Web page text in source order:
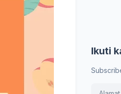
Ikuti